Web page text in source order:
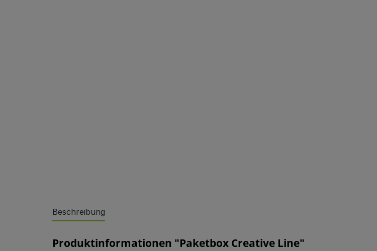
Beschreibung
Produktinformationen "Paketbox Creative Line"